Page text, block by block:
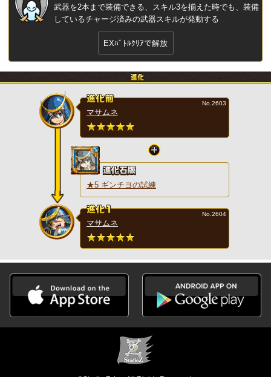
武器を2本まで装備できる、スキル3を揃えた時でも、装備
しているチャージ済みの武器スキルが発動する
EXﾊﾞﾄﾙｸﾘｱで解放
マサムネ
No.2603
★5 ギンチヨの試練
マサムネ
No.2604